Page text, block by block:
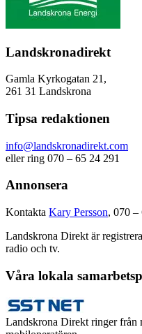
Landskronadirekt
Gamla Kyrkogatan 21,
261 31 Landskrona
Tipsa redaktionen
info@landskronadirekt.com
eller ring 070 – 65 24 291
Annonsera
Kontakta Kary Persson, 070 –
Landskrona Direkt är
radio och tv.
Våra lokala
Landskrona Direkt ringer från